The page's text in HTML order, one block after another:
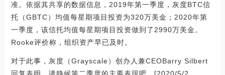
准。依据其共享的数据信息，2019年第一季度，灰度BTC信
托（GBTC）均值每星期项目投资为320万美金；2020年第
一季度，该信托均值每星期项目投资做到了2990万美金。
Rooke评价称，组织资产早已及时。
对于此事，灰度（Grayscale）创办人兼CEOBarry Silbert